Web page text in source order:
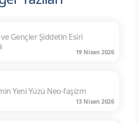
Gençler Şiddetin Esiri
19 Nisan 2026
Yeni Yüzü Neo-faşizm
13 Nisan 2026